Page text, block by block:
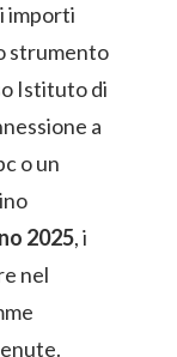
importi
strumento
Istituto di
a
o un
2025, i
nel